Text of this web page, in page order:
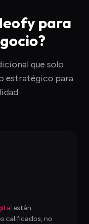
para
que solo
estratégico para
están
calificados, no